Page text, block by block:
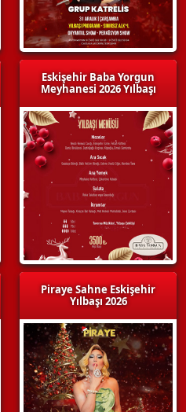
Eskişehir Baba Yorgun
Meyhanesi 2026 Yılbaşı
Piraye Sahne Eskişehir
Yılbaşı 2026